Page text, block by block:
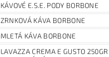
KÁVOVÉ E.S.E. PODY BORBONE
ZRNKOVÁ KÁVA BORBONE
MLETÁ KÁVA BORBONE
LAVAZZA CREMA E GUSTO 250GR